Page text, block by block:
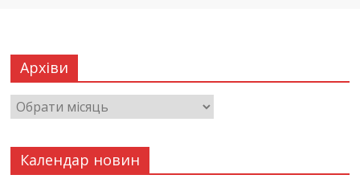
Архіви
Календар новин